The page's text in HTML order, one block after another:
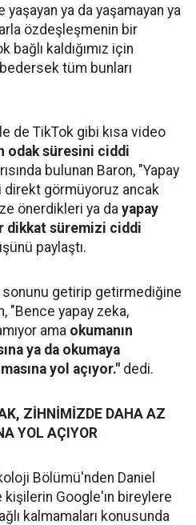
yaşayan ya da yaşamayan ya
özdeşleşmenin bir
bağlı kaldığımız için
tüm bunları
de TikTok gibi kısa video
odak süresini ciddi
bulunan Baron, "Yapay
direkt görmüyoruz ancak
önerdikleri ya da yapay
dikkat süremizi ciddi
paylaştı.
sonunu getirip getirmediğine
"Bence yapay zeka,
ama okumanın
ya da okumaya
yol açıyor." dedi.
ZİHNİMİZDE DAHA AZ
YOL AÇIYOR
Bölümü'nden Daniel
Google'ın bireylere
kalmamaları konusunda